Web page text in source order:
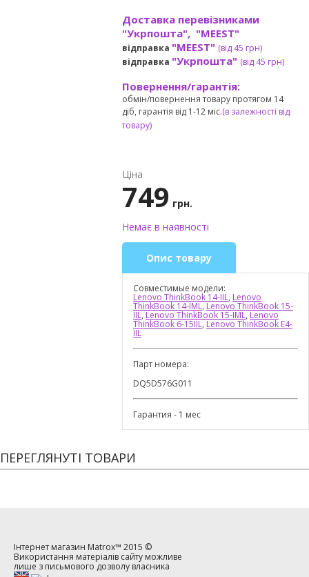
Доставка перевізниками
"Укрпошта", "MEEST"
відправка "MEEST" (від 45 грн)
відправка "Укрпошта" (від 45 грн)
Повернення/гарантія:
обмін/повернення товару протягом 14
діб, гарантія від 1-12 міс.(в залежності від
товару)
Ціна
749 грн.
Немає в наявності
Опис товару
Совместимые модели:
Lenovo ThinkBook 14-IIL, Lenovo
ThinkBook 14-IML, Lenovo ThinkBook 15-
IIL, Lenovo ThinkBook 15-IML, Lenovo
ThinkBook 6-15IIL, Lenovo ThinkBook E4-
IIL
Парт номера:
DQ5D576G011
Гарантия - 1 мес
ПЕРЕГЛЯНУТІ ТОВАРИ
Інтернет магазин Matrox™ 2015 ©
Використання матеріалів сайту можливе
лише з письмового дозволу власника